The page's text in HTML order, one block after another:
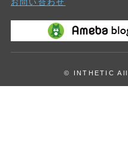
お問い合わせ
© INTHETIC